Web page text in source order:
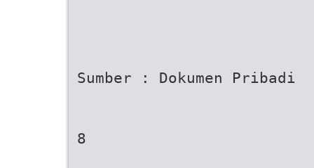
Sumber : Dokumen Pribadi
8